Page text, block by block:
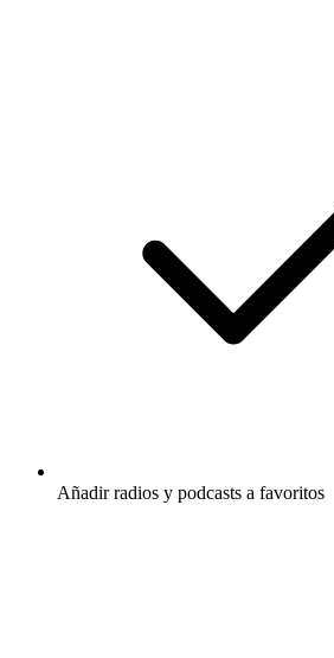
Añadir radios y podcasts a favoritos